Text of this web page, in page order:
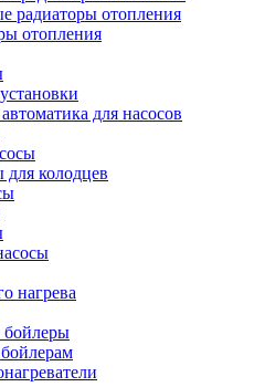
радиаторы отопления
отопления
для насосов
колодцев
нагрева